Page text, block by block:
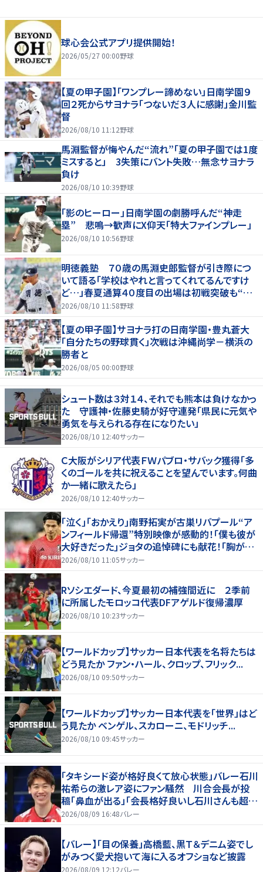
球心会公式アプリ提供開始！
2026/05/27 00:00野球
【夏の甲子園】「ワンプレー諦めない」日南学園９
回２死からサヨナラ「つないだ３人に感謝」金川監
督
2026/08/10 11:12野球
馬淵監督が悔やんだ“流れ”「夏の甲子園では1度
ミスすると」 3失策にバント失敗…無念サヨナラ
負け
2026/08/10 10:39野球
「影のヒーロー」日南学園の劇勝呼んだ“神走
塁” 悲鳴→歓声にX仰天「特大ファインプレー」
2026/08/10 10:56野球
明徳義塾 ７０歳の馬淵史郎監督が引き際につ
いて語る「学校はやれと言ってくれてるんですけ
ど…」春夏通算４０度目の出場は初戦突破も“馬
淵節”炸裂
2026/08/10 11:58野球
【夏の甲子園】サヨナラ打の日南学園・豊丸蒼大
「自分たちの野球貫く」次戦は沖縄尚学－横浜の
勝者と
2026/08/05 00:00野球
シュート数は３対１４、それでも熊本は負けなかっ
た 守護神・佐藤史騎が好守連発「県民に元気や
勇気を与えられる存在になりたい」
2026/08/10 12:40サッカー
Ｃ大阪がシリア代表ＦＷパブロ・サバック獲得「多
くのゴールを共に祝えることを望んでいます。何曲
か一緒に歌えたら」
2026/08/10 12:40サッカー
｢泣く｣｢おかえり｣南野拓実が古巣リバプール“ア
ンフィールド帰還”特別映像が感動的！｢僕も彼が
大好きだった｣ジョタの追悼碑にも献花！｢胸が熱
くなります…｣
2026/08/10 11:05サッカー
Rソシエダード、今夏最初の補強間近に ２季前
に所属したモロッコ代表DFアゲルド復帰濃厚
2026/08/10 10:23サッカー
【ワールドカップ】サッカー日本代表を名将たちは
どう見たか ファン・ハール、クロップ、フリック...
2026/08/10 09:50サッカー
【ワールドカップ】サッカー日本代表を「世界」はど
う見たか ベンゲル、スカローニ、モドリッチ...
2026/08/10 09:45サッカー
「タキシード姿が格好良くて放心状態」バレー石川
祐希らの激レア姿にファン騒然 川合会長が投
稿「鼻血が出る」「会長格好良いし石川さんも超格
好いい」
2026/08/09 16:48バレー
【バレー】「目の保養」高橋藍、黒Ｔ＆デニム姿でし
がみつく愛犬抱いて海に入るオフショなど披露
2026/08/09 12:12バレー